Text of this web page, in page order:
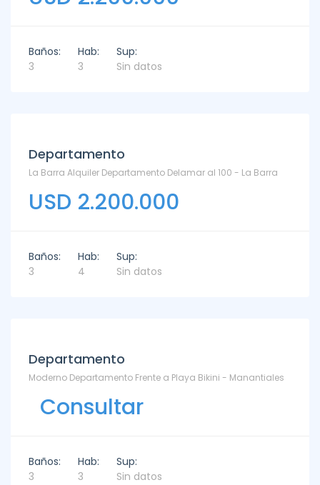
Baños:
3
Hab:
3
Sup:
Sin datos
Departamento
La Barra Alquiler Departamento Delamar al 100 - La Barra
USD 2.200.000
Baños:
3
Hab:
4
Sup:
Sin datos
Departamento
Moderno Departamento Frente a Playa Bikini - Manantiales
Consultar
Baños:
3
Hab:
3
Sup:
Sin datos